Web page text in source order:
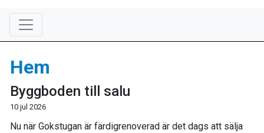
Hem
Byggboden till salu
10 jul 2026
Nu när Gokstugan är färdigrenoverad är det dags att sälja